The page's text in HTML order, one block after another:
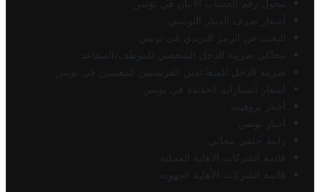
محول رقم الحساب الآيبان في تونس
أسعار صرف الدينار التونسي
البحث عن الرمز البريدي في تونس
محاكي ضريبة الدخل الشخصي للموظف/المتقاعد
ضريبة الدخل للمتقاعدين الفرنسيين المقيمين في تونس
أسعار السيارات الجديدة في تونس
أخبار تروفيت
أخبار تونس
رابط خلفي مجاني
قائمة الشركات الأهلية المحلية
قائمة الشركات الأهلية الجهوية